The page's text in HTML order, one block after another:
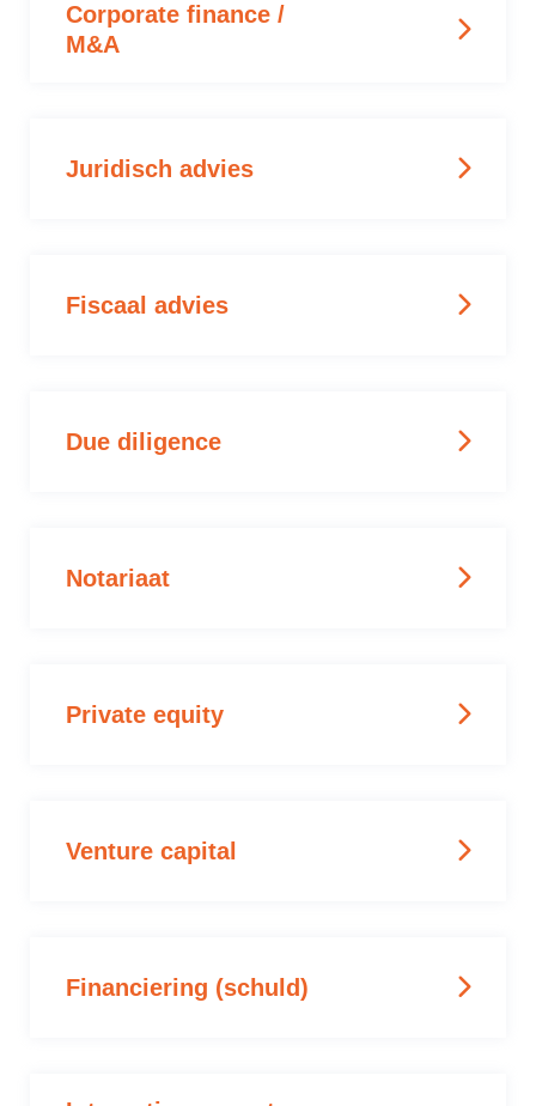
Corporate finance /
M&A
Juridisch advies
Fiscaal advies
Due diligence
Notariaat
Private equity
Venture capital
Financiering (schuld)